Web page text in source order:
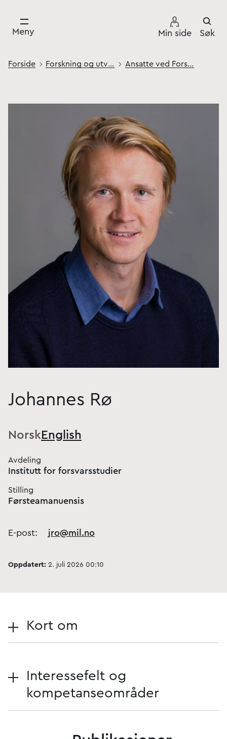
Meny Min side Søk
Forside Forskning og utvikling Ansatte ved Forsvarets høgskole
Johannes Rø
NorskEnglish
Avdeling
Institutt for forsvarsstudier
Stilling
Førsteamanuensis
E-post: jro@mil.no
Oppdatert: 2. juli 2026 00:10
Kort om
Interessefelt og
kompetanseområder